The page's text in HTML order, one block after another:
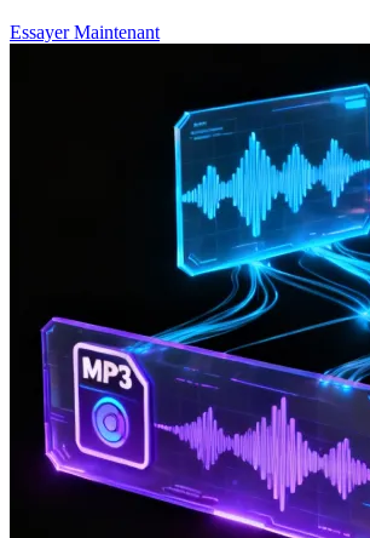
Essayer Maintenant